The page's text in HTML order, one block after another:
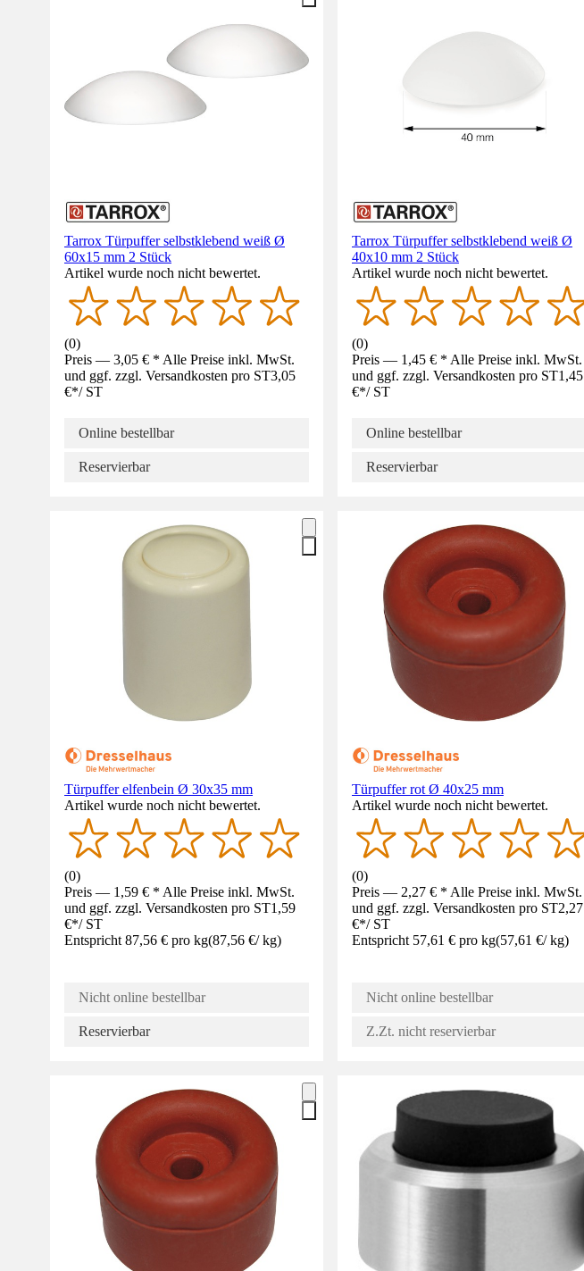
Tarrox Türpuffer selbstklebend weiß Ø
60x15 mm 2 Stück
Artikel wurde noch nicht bewertet.
(0)
Preis — 3,05 € * Alle Preise inkl. MwSt.
und ggf. zzgl. Versandkosten pro ST3,05
€*/ ST
Online bestellbar
Reservierbar
Tarrox Türpuffer selbstklebend weiß Ø
40x10 mm 2 Stück
Artikel wurde noch nicht bewertet.
(0)
Preis — 1,45 € * Alle Preise inkl. MwSt.
und ggf. zzgl. Versandkosten pro ST1,45
€*/ ST
Online bestellbar
Reservierbar
Türpuffer elfenbein Ø 30x35 mm
Artikel wurde noch nicht bewertet.
(0)
Preis — 1,59 € * Alle Preise inkl. MwSt.
und ggf. zzgl. Versandkosten pro ST1,59
€*/ ST
Entspricht 87,56 € pro kg(87,56 €/ kg)
Nicht online bestellbar
Reservierbar
Türpuffer rot Ø 40x25 mm
Artikel wurde noch nicht bewertet.
(0)
Preis — 2,27 € * Alle Preise inkl. MwSt.
und ggf. zzgl. Versandkosten pro ST2,27
€*/ ST
Entspricht 57,61 € pro kg(57,61 €/ kg)
Nicht online bestellbar
Z.Zt. nicht reservierbar